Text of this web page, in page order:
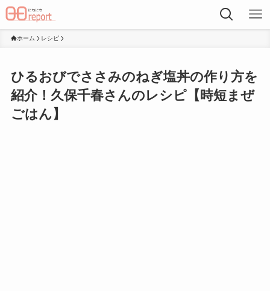
ホーム レシピ
ひるおびでささみのねぎ塩丼の作り方を
紹介！久保千春さんのレシピ【時短まぜ
ごはん】